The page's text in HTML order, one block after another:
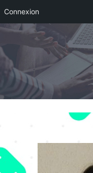
Connexion